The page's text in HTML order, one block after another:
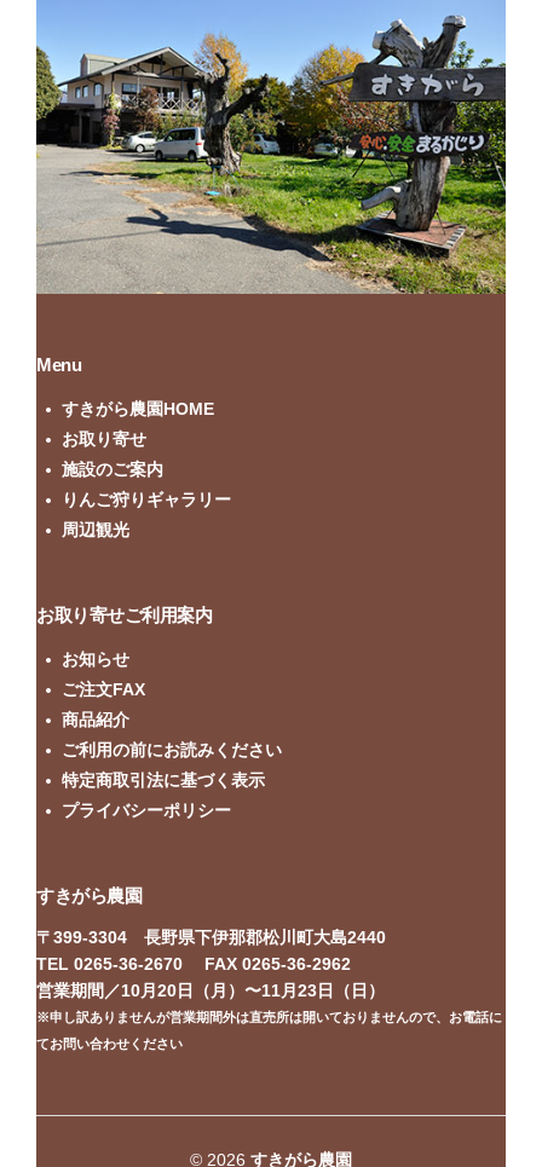
Menu
すきがら農園HOME
お取り寄せ
施設のご案内
りんご狩りギャラリー
周辺観光
お取り寄せご利用案内
お知らせ
ご注文FAX
商品紹介
ご利用の前にお読みください
特定商取引法に基づく表示
プライバシーポリシー
すきがら農園
〒399-3304 長野県下伊那郡松川町大島2440
TEL 0265-36-2670 FAX 0265-36-2962
営業期間／10月20日（月）〜11月23日（日）
※申し訳ありませんが営業期間外は直売所は開いておりませんので、お電話に
てお問い合わせください
© 2026 すきがら農園